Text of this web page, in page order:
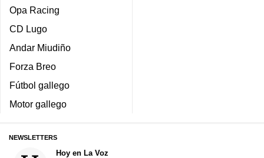
Opa Racing
CD Lugo
Andar Miudiño
Forza Breo
Fútbol gallego
Motor gallego
NEWSLETTERS
Hoy en La Voz